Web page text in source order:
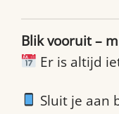
Blik vooruit –
Er is altijd
Sluit je aan